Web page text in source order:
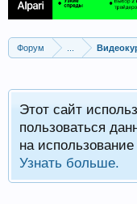
Форум
Этот сайт
пользоваться
на
Узнать больше.